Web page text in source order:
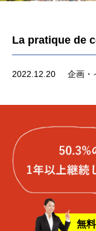
La pratique de
2022.12.20 企画・
無